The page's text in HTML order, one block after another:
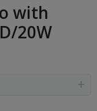
with
20W